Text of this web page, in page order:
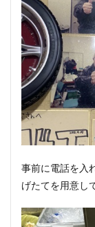
事前に電話を入
げたてを用意し